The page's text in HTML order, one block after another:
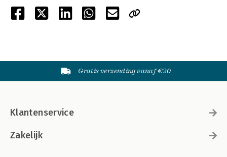
Gratis verzending vanaf €20
Klantenservice
Zakelijk